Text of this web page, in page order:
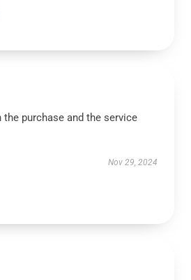
the purchase and the service
Nov 29, 2024